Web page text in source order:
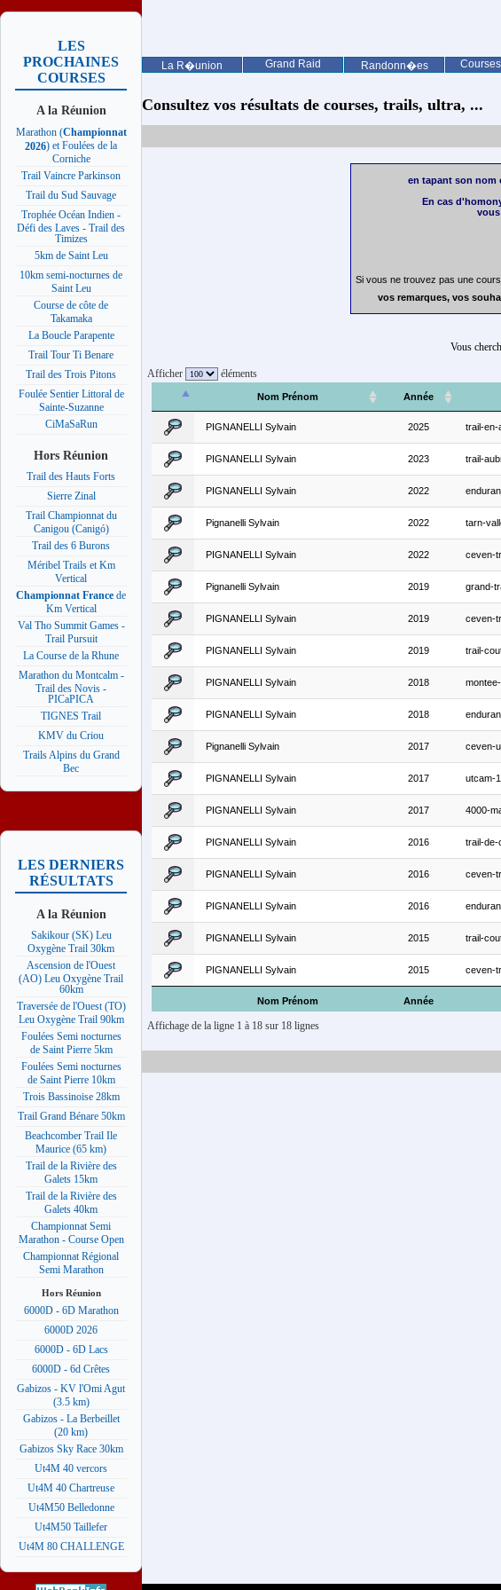
La R�union Grand Raid Randonn�es Courses
LES
PROCHAINES
COURSES
A la Réunion
Marathon (Championnat
2026) et Foulées de la
Corniche
Trail Vaincre Parkinson
Trail du Sud Sauvage
Trophée Océan Indien -
Défi des Laves - Trail des
Timizes
5km de Saint Leu
10km semi-nocturnes de
Saint Leu
Course de côte de
Takamaka
La Boucle Parapente
Trail Tour Ti Benare
Trail des Trois Pitons
Foulée Sentier Littoral de
Sainte-Suzanne
CiMaSaRun
Hors Réunion
Trail des Hauts Forts
Sierre Zinal
Trail Championnat du
Canigou (Canigó)
Trail des 6 Burons
Méribel Trails et Km
Vertical
Championnat France de
Km Vertical
Val Tho Summit Games -
Trail Pursuit
La Course de la Rhune
Marathon du Montcalm -
Trail des Novis -
PICaPICA
TIGNES Trail
KMV du Criou
Trails Alpins du Grand
Bec
LES DERNIERS
RÉSULTATS
A la Réunion
Sakikour (SK) Leu
Oxygène Trail 30km
Ascension de l'Ouest
(AO) Leu Oxygène Trail
60km
Traversée de l'Ouest (TO)
Leu Oxygène Trail 90km
Foulées Semi nocturnes
de Saint Pierre 5km
Foulées Semi nocturnes
de Saint Pierre 10km
Trois Bassinoise 28km
Trail Grand Bénare 50km
Beachcomber Trail Ile
Maurice (65 km)
Trail de la Rivière des
Galets 15km
Trail de la Rivière des
Galets 40km
Championnat Semi
Marathon - Course Open
Championnat Régional
Semi Marathon
Hors Réunion
6000D - 6D Marathon
6000D 2026
6000D - 6D Lacs
6000D - 6d Crêtes
Gabizos - KV l'Omi Agut
(3.5 km)
Gabizos - La Berbeillet
(20 km)
Gabizos Sky Race 30km
Ut4M 40 vercors
Ut4M 40 Chartreuse
Ut4M50 Belledonne
Ut4M50 Taillefer
Ut4M 80 CHALLENGE
Consultez vos résultats de courses, trails, ultra, ...
en tapant son nom
En cas
vous
Si vous ne trouvez pas une
vos remarques, vos
Vous
Afficher éléments
Nom Prénom Année
Nom Prénom Année
PIGNANELLI Sylvain 2025 trail-en-
PIGNANELLI Sylvain 2023 trail-
PIGNANELLI Sylvain 2022
Pignanelli Sylvain 2022 tarn-
PIGNANELLI Sylvain 2022 ceven-
Pignanelli Sylvain 2019 grand-
PIGNANELLI Sylvain 2019 ceven-
PIGNANELLI Sylvain 2019 trail-
PIGNANELLI Sylvain 2018
PIGNANELLI Sylvain 2018
Pignanelli Sylvain 2017 ceven-
PIGNANELLI Sylvain 2017 utcam-
PIGNANELLI Sylvain 2017 4000-
PIGNANELLI Sylvain 2016 trail-de-
PIGNANELLI Sylvain 2016 ceven-
PIGNANELLI Sylvain 2016
PIGNANELLI Sylvain 2015 trail-
PIGNANELLI Sylvain 2015 ceven-
Affichage de la ligne 1 à 18 sur 18 lignes